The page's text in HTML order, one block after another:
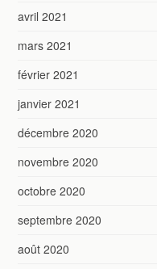
avril 2021
mars 2021
février 2021
janvier 2021
décembre 2020
novembre 2020
octobre 2020
septembre 2020
août 2020